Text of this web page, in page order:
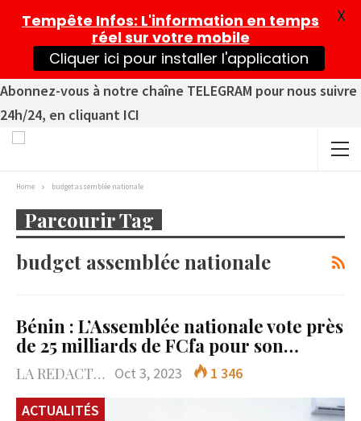
Abonnez-vous à notre chaîne TELEGRAM pour nous suivre
24h/24, en cliquant ICI
Home budget assemblée nationale
Parcourir Tag
budget assemblée nationale
Bénin : L’Assemblée nationale vote près
de 25 milliards de FCfa pour son…
LA REDACTION Oct 3, 2023
1 346
ACTUALITÉS
Tempête Infos: L'information en temps
réel sur votre mobile
Cliquer ici pour installer l'application
X